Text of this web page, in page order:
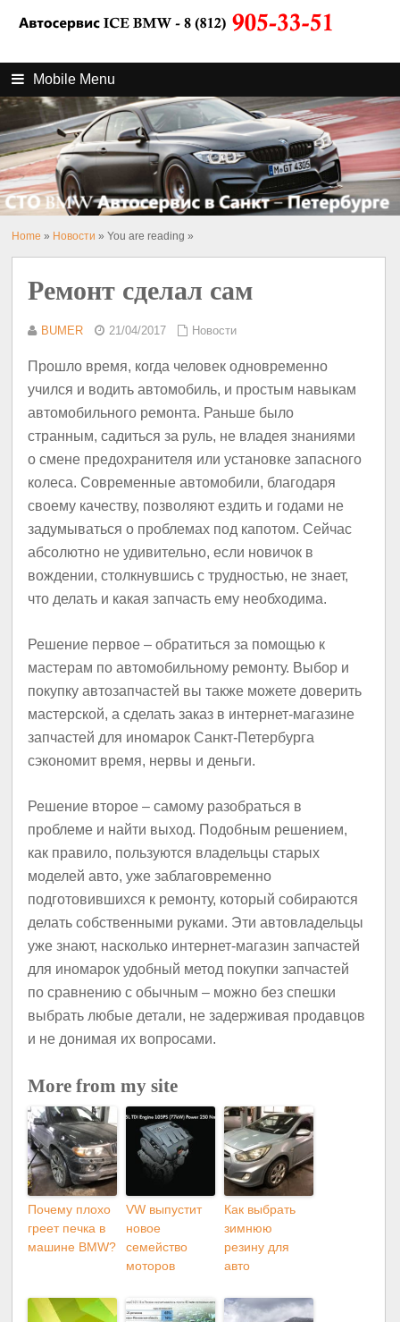
Mobile Menu
Home » Новости » You are reading »
Ремонт сделал сам
BUMER 21/04/2017 Новости
Прошло время, когда человек одновременно
учился и водить автомобиль, и простым навыкам
автомобильного ремонта. Раньше было
странным, садиться за руль, не владея знаниями
о смене предохранителя или установке запасного
колеса. Современные автомобили, благодаря
своему качеству, позволяют ездить и годами не
задумываться о проблемах под капотом. Сейчас
абсолютно не удивительно, если новичок в
вождении, столкнувшись с трудностью, не знает,
что делать и какая запчасть ему необходима.
Решение первое – обратиться за помощью к
мастерам по автомобильному ремонту. Выбор и
покупку автозапчастей вы также можете доверить
мастерской, а сделать заказ в интернет-магазине
запчастей для иномарок Санкт-Петербурга
сэкономит время, нервы и деньги.
Решение второе – самому разобраться в
проблеме и найти выход. Подобным решением,
как правило, пользуются владельцы старых
моделей авто, уже заблаговременно
подготовившихся к ремонту, который собираются
делать собственными руками. Эти автовладельцы
уже знают, насколько интернет-магазин запчастей
для иномарок удобный метод покупки запчастей
по сравнению с обычным – можно без спешки
выбрать любые детали, не задерживая продавцов
и не донимая их вопросами.
More from my site
Почему плохо
греет печка в
машине BMW?
VW выпустит
новое
семейство
моторов
Как выбрать
зимнюю
резину для
авто